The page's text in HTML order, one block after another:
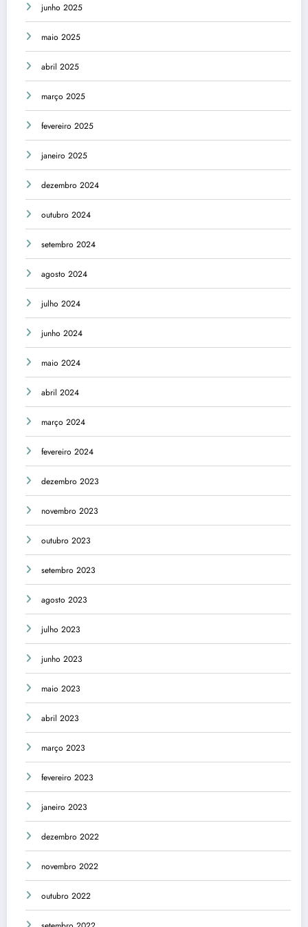
junho 2025
maio 2025
abril 2025
março 2025
fevereiro 2025
janeiro 2025
dezembro 2024
outubro 2024
setembro 2024
agosto 2024
julho 2024
junho 2024
maio 2024
abril 2024
março 2024
fevereiro 2024
dezembro 2023
novembro 2023
outubro 2023
setembro 2023
agosto 2023
julho 2023
junho 2023
maio 2023
abril 2023
março 2023
fevereiro 2023
janeiro 2023
dezembro 2022
novembro 2022
outubro 2022